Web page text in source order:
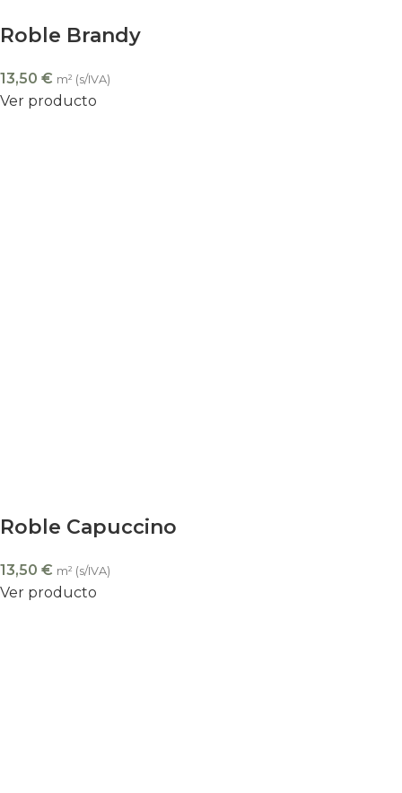
Roble Brandy
13,50 € m² (s/IVA)
Ver producto
Roble Capuccino
13,50 € m² (s/IVA)
Ver producto